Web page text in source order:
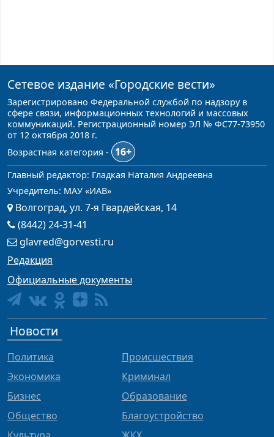
Сетевое издание «Городские вести»
Зарегистрировано Федеральной службой по надзору в
сфере связи, информационных технологий и массовых
коммуникаций. Регистрационный номер ЭЛ № ФС77-73950
от 12 октября 2018 г.
Возрастная категория -
16+
Главный редактор: Гладкая Наталия Андреевна
Учредитель: МАУ «ИАВ»
Волгоград, ул. 7-я Гвардейская, 14
(8442) 24-31-41
glavred@gorvesti.ru
Редакция
Официальные документы
Новости
Политика
Экономика
Бизнес
Общество
Происшествия
Криминал
Образование
Благоустройство